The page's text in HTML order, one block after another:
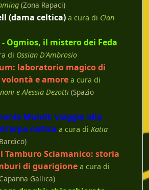
(Zona Rapaci)
(dama celtica) a cura di Clan
Ogmios, il mistero dei Feda
di Ossian D'Ambrosio
laboratorio magico di
volontà e amore a cura di
e Alessia Dezotti (Spazio
Mundi: viaggio alla
celtica a cura di Katia
Tamburo Sciamanico: storia
di guarigione a cura di
Gallica)